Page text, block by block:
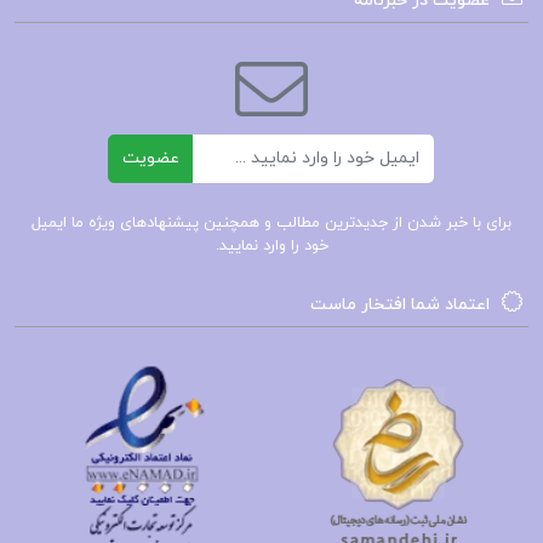
سید رضی مؤلف نهج البلاغه
کتاب سیدرضی مولف نهج‌البلاغه
سید رضی مؤلف نهج البلاغه کتاب
سید رضی و نهج البلاغه
کتاب پیشنهادی📚
کتاب سیر تحولی سینما جان هاوارد لاوسن
کتاب سیر الیگارشی در ایران ابوالفضل قاسمی
کتاب شاهدبازی در ادبیات فارسی سیروس شمیسا
عضویت
برای با خبر شدن از جدیدترین مطالب و همچنین پیشنهادهای ویژه ما ایمیل
خود را وارد نمایید.
اعتماد شما افتخار ماست